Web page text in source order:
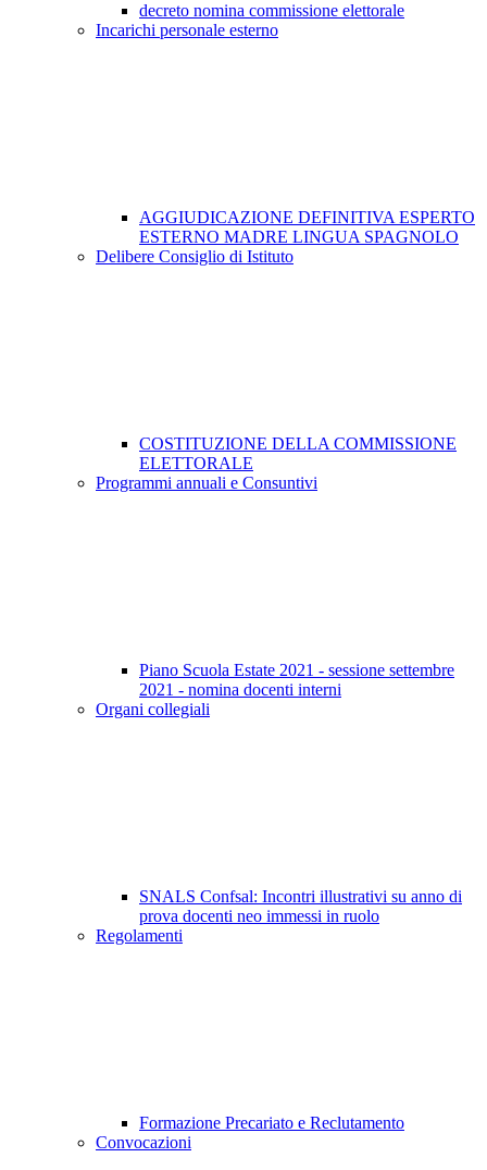
decreto nomina commissione elettorale
Incarichi personale esterno
AGGIUDICAZIONE DEFINITIVA ESPERTO
ESTERNO MADRE LINGUA SPAGNOLO
Delibere Consiglio di Istituto
COSTITUZIONE DELLA COMMISSIONE
ELETTORALE
Programmi annuali e Consuntivi
Piano Scuola Estate 2021 - sessione settembre
2021 - nomina docenti interni
Organi collegiali
SNALS Confsal: Incontri illustrativi su anno di
prova docenti neo immessi in ruolo
Regolamenti
Formazione Precariato e Reclutamento
Convocazioni